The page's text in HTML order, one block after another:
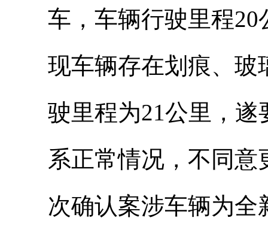
车，车辆行驶里程
现车辆存在划痕、玻
驶里程为21公里，
系正常情况，不同
次确认案涉车辆为